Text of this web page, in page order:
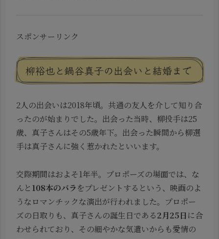
スポンサーリンク
柳裕也と鍋谷真子の出会いと結婚まで
2人の出会いは2018年頃。共通の友人を介して知り合
ったのが始まりでした。出会った当時、柳投手は25
歳、真子さんはその5歳年下。出会った瞬間から柳選
手は真子さんに強く惹かれたといいます。
交際期間はおよそ1年半。プロポーズの場面では、な
んと 108本のバラをプレゼントするという、映画のよ
うなロマンチックな演出が行われました。プロポー
ズの日取りも、真子さんの誕生日である2月25日に合
わせられており、その細やかな気遣いからも愛情の